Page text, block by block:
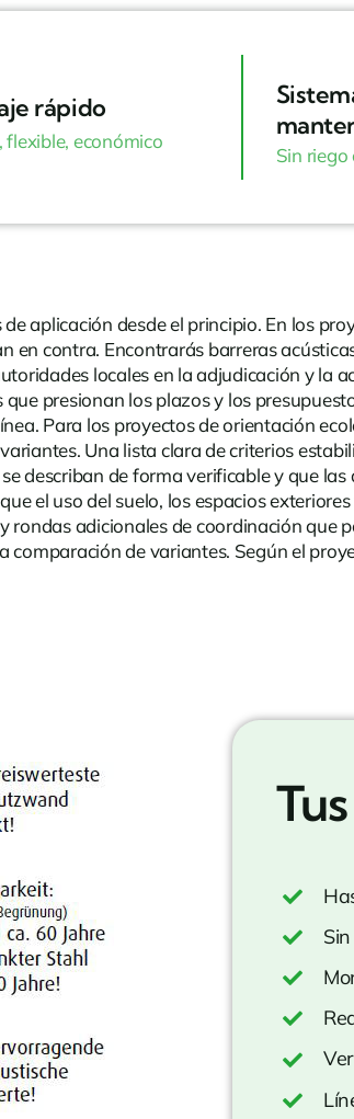
rápido
flexible, económico
Sin
aplicación desde el principio. En los
en contra. Encontrarás barreras
locales en la adjudicación y la
presionan los plazos y los
Para los proyectos de orientación
Una lista clara de criterios
describan de forma verificable y que
el uso del suelo, los espacios
adicionales de coordinación que
comparación de variantes. Según el